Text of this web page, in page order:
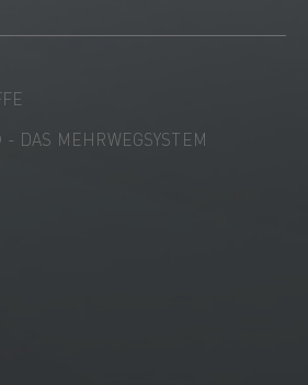
DAS MEHRWEGSYSTEM